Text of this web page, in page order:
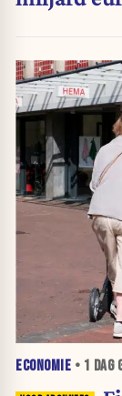
ECONOMIE • 1 DAG